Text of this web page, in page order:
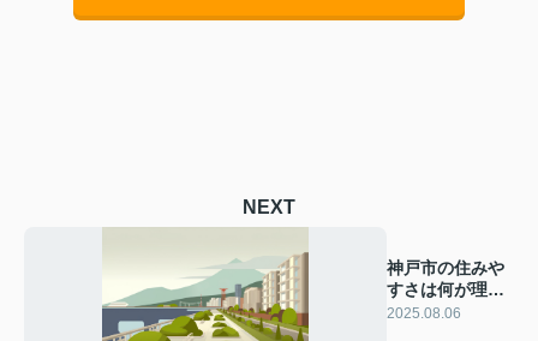
NEXT
神戸市の住みや
すさは何が理
由？移住支援の
2025.08.06